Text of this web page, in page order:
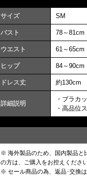
サイズ SM
バスト 78～81cm
ウエスト 61～65cm
ヒップ 84～90cm
ドレス丈 約130cm
詳細説明
・ブラカ
・高品位
※ 海外製品のため、国内製品と
の方は、ご購入をお控えくださ
※ セール商品の為、返品･交換